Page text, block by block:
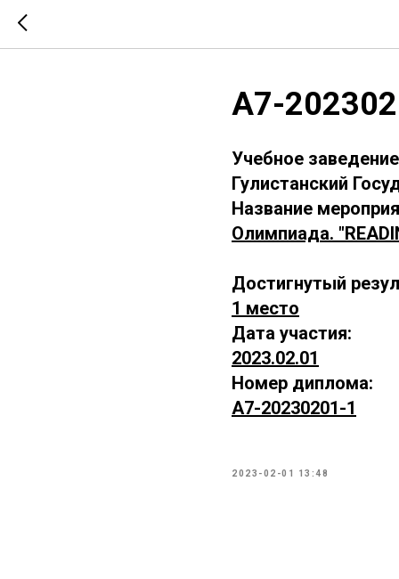
А7-
Учебное
Гулистанский
Название
Олимпиада.
Достигнутый
1 место
Дата участия:
2023.02.01
Номер диплома:
А7-20230201-1
2023-02-01 13:48